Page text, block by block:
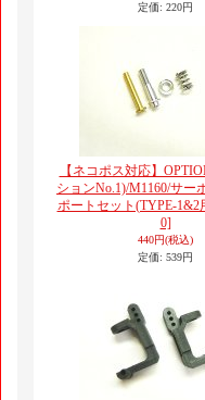
定価: 220円
【ネコポス対応】
ションNo.1)/M1160/サー
ポートセット(TYPE-1&2
0]
440円(税込)
定価: 539円